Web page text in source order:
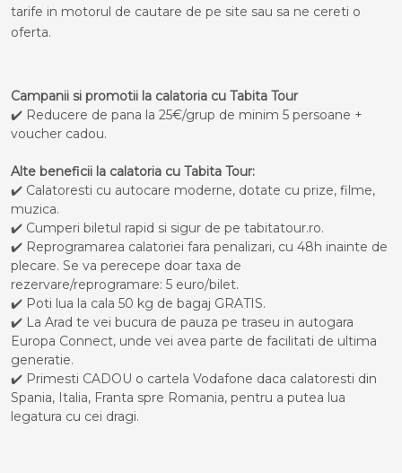
tarife in motorul de cautare de pe site sau sa ne cereti o
oferta.
Campanii si promotii la calatoria cu Tabita Tour
✔️ Reducere de pana la 25€/grup de minim 5 persoane +
voucher cadou.
Alte beneficii la calatoria cu Tabita Tour:
✔️ Calatoresti cu autocare moderne, dotate cu prize, filme,
muzica.
✔️ Cumperi biletul rapid si sigur de pe tabitatour.ro.
✔️ Reprogramarea calatoriei fara penalizari, cu 48h inainte de
plecare. Se va perecepe doar taxa de
rezervare/reprogramare: 5 euro/bilet.
✔️ Poti lua la cala 50 kg de bagaj GRATIS.
✔️ La Arad te vei bucura de pauza pe traseu in autogara
Europa Connect, unde vei avea parte de facilitati de ultima
generatie.
✔️ Primesti CADOU o cartela Vodafone daca calatoresti din
Spania, Italia, Franta spre Romania, pentru a putea lua
legatura cu cei dragi.